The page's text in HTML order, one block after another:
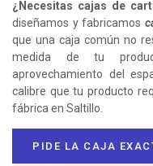
¿Necesitas cajas de
diseñamos y fabricamos
que una caja común no
medida de tu
aprovechamiento del
calibre que tu producto
fábrica en Saltillo.
PIDE LA CAJA